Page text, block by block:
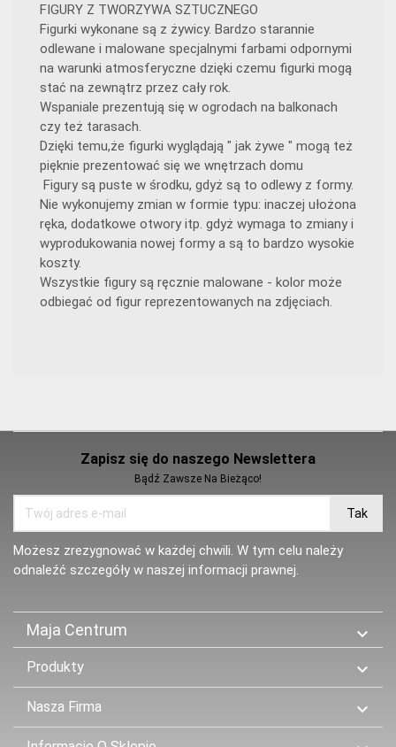
FIGURY Z TWORZYWA SZTUCZNEGO
Figurki wykonane są z żywicy. Bardzo starannie
odlewane i malowane specjalnymi farbami odpornymi
na warunki atmosferyczne dzięki czemu figurki mogą
stać na zewnątrz przez cały rok.
Wspaniale prezentują się w ogrodach na balkonach
czy też tarasach.
Dzięki temu,że figurki wyglądają " jak żywe " mogą też
pięknie prezentować się we wnętrzach domu
Figury są puste w środku, gdyż są to odlewy z formy.
Nie wykonujemy zmian w formie typu: inaczej ułożona
ręka, dodatkowe otwory itp. gdyż wymaga to zmiany i
wyprodukowania nowej formy a są to bardzo wysokie
koszty.
Wszystkie figury są ręcznie malowane - kolor może
odbiegać od figur reprezentowanych na zdjęciach.
Zapisz się do naszego Newslettera
Bądź Zawsze Na Bieżąco!
Możesz zrezygnować w każdej chwili. W tym celu należy
odnaleźć szczegóły w naszej informacji prawnej.
Maja Centrum 
Produkty 
Nasza Firma 